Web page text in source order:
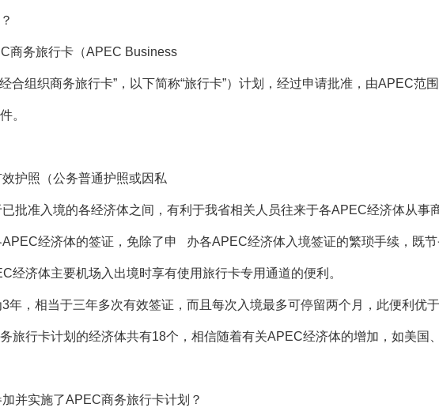
商务旅行卡（APEC Business
合组织商务旅行卡”，以下简称“旅行卡”）计划，经过申请批准，由APEC范
。
护照（公务普通护照或因私
批准入境的各经济体之间，有利于我省相关人员往来于各APEC经济体从事
APEC经济体的签证，免除了申 办各APEC经济体入境签证的繁琐手续，既节
经济体主要机场入出境时享有使用旅行卡专用通道的便利。
3年，相当于三年多次有效签证，而且每次入境最多可停留两个月，此便利优
旅行卡计划的经济体共有18个，相信随着有关APEC经济体的增加，如美国
并实施了APEC商务旅行卡计划？